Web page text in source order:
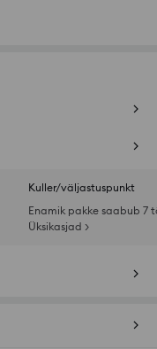
Kuller/väljastuspunkt
Enamik pakke saabub 7
Üksikasjad >